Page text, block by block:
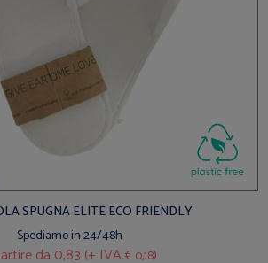
SPUGNA ELITE ECO FRIENDLY
Spediamo in 24/48h
da 0,83 (+ IVA€ 0,18)